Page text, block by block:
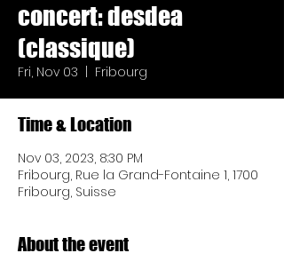
concert: desdea
(classique)
Fri, Nov 03 Fribourg
Time & Location
Nov 03, 2023, 8:30 PM
Fribourg, Rue la Grand-Fontaine 1, 1700
Fribourg, Suisse
About the event